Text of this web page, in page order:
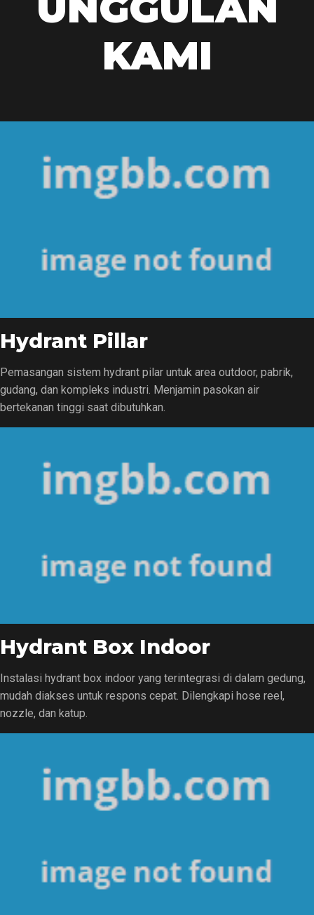
KAMI
Hydrant Pillar
Pemasangan sistem hydrant pilar untuk area outdoor, pabrik,
gudang, dan kompleks industri. Menjamin pasokan air
bertekanan tinggi saat dibutuhkan.
Hydrant Box Indoor
Instalasi hydrant box indoor yang terintegrasi di dalam gedung,
mudah diakses untuk respons cepat. Dilengkapi hose reel,
nozzle, dan katup.